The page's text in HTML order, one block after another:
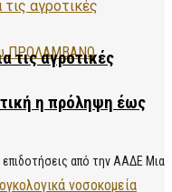
η πρόληψη έως
τις αγροτικές
επιδοτήσεις από την ΑΑΔΕ Μια